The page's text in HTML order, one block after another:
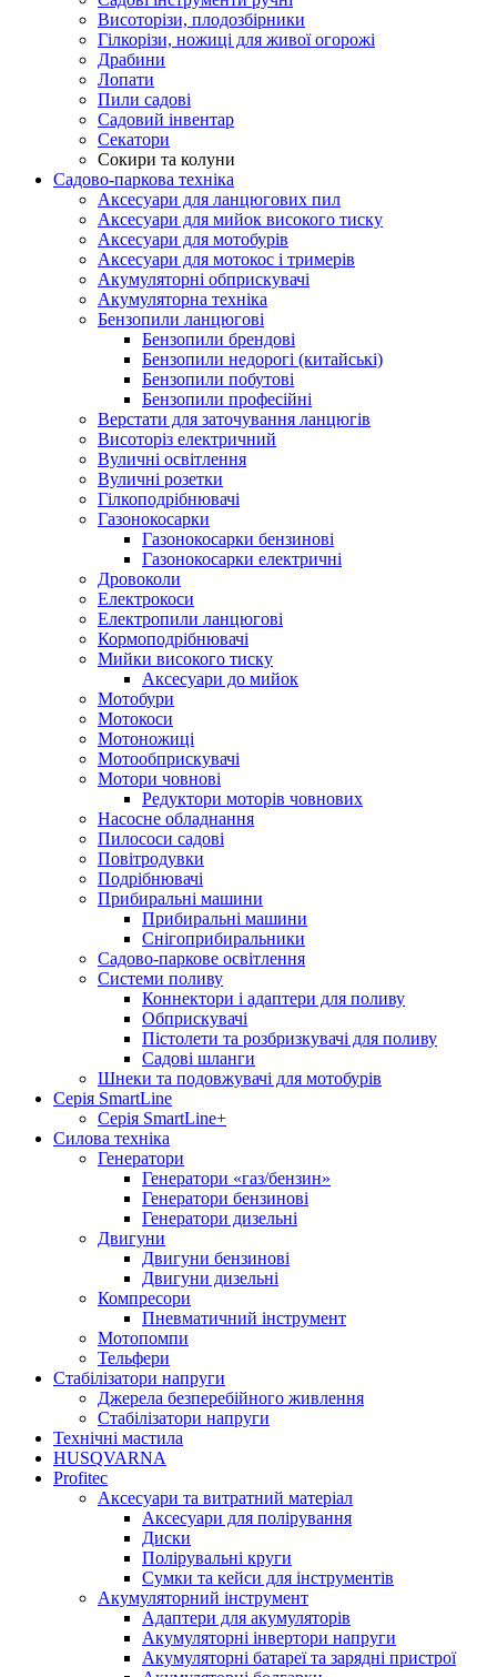
Висоторізи, плодозбірники
Гілкорізи, ножиці для живої огорожі
Драбини
Лопати
Пили садові
Садовий інвентар
Секатори
Сокири та колуни
Садово-паркова техніка
Аксесуари для ланцюгових пил
Аксесуари для мийок високого тиску
Аксесуари для мотобурів
Аксесуари для мотокос і тримерів
Акумуляторні обприскувачі
Акумуляторна техніка
Бензопили ланцюгові
Бензопили брендові
Бензопили недорогі (китайські)
Бензопили побутові
Бензопили професійні
Верстати для заточування ланцюгів
Висоторіз електричний
Вуличні освітлення
Вуличні розетки
Гілкоподрібнювачі
Газонокосарки
Газонокосарки бензинові
Газонокосарки електричні
Дровоколи
Електрокоси
Електропили ланцюгові
Кормоподрібнювачі
Мийки високого тиску
Аксесуари до мийок
Мотобури
Мотокоси
Мотоножиці
Мотообприскувачі
Мотори човнові
Редуктори моторів човнових
Насосне обладнання
Пилососи садові
Повітродувки
Подрібнювачі
Прибиральні машини
Прибиральні машини
Снігоприбиральники
Садово-паркове освітлення
Системи поливу
Коннектори і адаптери для поливу
Обприскувачі
Пістолети та розбризкувачі для поливу
Садові шланги
Шнеки та подовжувачі для мотобурів
Серія SmartLine
Серія SmartLine+
Силова техніка
Генератори
Генератори «газ/бензин»
Генератори бензинові
Генератори дизельні
Двигуни
Двигуни бензинові
Двигуни дизельні
Компресори
Пневматичний інструмент
Мотопомпи
Тельфери
Стабілізатори напруги
Джерела безперебійного живлення
Стабілізатори напруги
Технічні мастила
HUSQVARNA
Profitec
Аксесуари та витратний матеріал
Аксесуари для полірування
Диски
Полірувальні круги
Сумки та кейси для інструментів
Акумуляторний інструмент
Адаптери для акумуляторів
Акумуляторні інвертори напруги
Акумуляторні батареї та зарядні пристрої